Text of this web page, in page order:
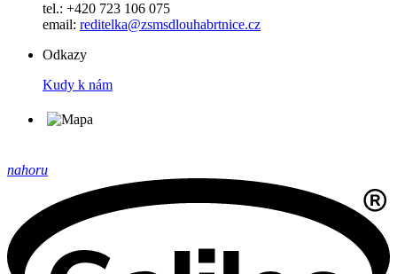
tel.: +420 723 106 075
email: reditelka@zsmsdlouhabrtnice.cz
Odkazy
Kudy k nám
nahoru